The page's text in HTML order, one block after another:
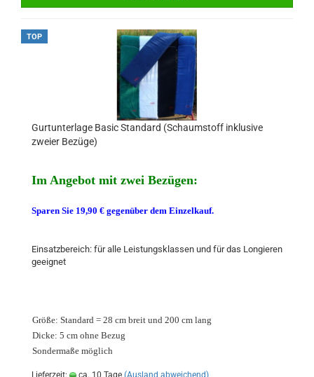
TOP
Gurtunterlage Basic Standard (Schaumstoff inklusive
zweier Bezüge)
Im Angebot mit zwei Bezügen:
Sparen Sie 19,90 € gegenüber dem Einzelkauf.
Einsatzbereich: für alle Leistungsklassen und für das Longieren
geeignet
Größe: Standard = 28 cm breit und 200 cm lang
Dicke: 5 cm ohne Bezug
Sondermaße möglich
Lieferzeit: ca. 10 Tage (Ausland abweichend)